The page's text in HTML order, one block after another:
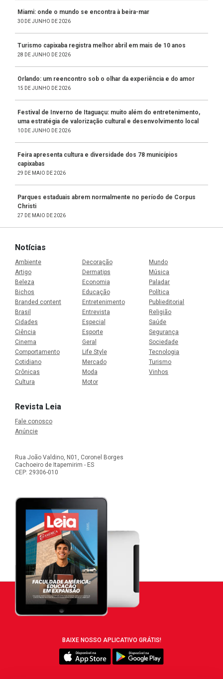
Miami: onde o mundo se encontra à beira-mar
30 DE JUNHO DE 2026
Turismo capixaba registra melhor abril em mais de 10 anos
28 DE JUNHO DE 2026
Orlando: um reencontro sob o olhar da experiência e do amor
15 DE JUNHO DE 2026
Festival de Inverno de Itaguaçu: muito além do entretenimento,
uma estratégia de valorização cultural e desenvolvimento local
10 DE JUNHO DE 2026
Feira apresenta cultura e diversidade dos 78 municípios
capixabas
29 DE MAIO DE 2026
Parques estaduais abrem normalmente no período de Corpus
Christi
27 DE MAIO DE 2026
Notícias
Ambiente
Artigo
Beleza
Bichos
Branded content
Brasil
Cidades
Ciência
Cinema
Comportamento
Cotidiano
Crônicas
Cultura
Decoração
Dermatips
Economia
Educação
Entretenimento
Entrevista
Especial
Esporte
Geral
Life Style
Mercado
Moda
Motor
Mundo
Música
Paladar
Política
Publieditorial
Religião
Saúde
Segurança
Sociedade
Tecnologia
Turismo
Vinhos
Revista Leia
Fale conosco
Anúncie
Rua João Valdino, N01, Coronel Borges
Cachoeiro de Itapemirim - ES
CEP: 29306-010
BAIXE NOSSO APLICATIVO GRÁTIS!